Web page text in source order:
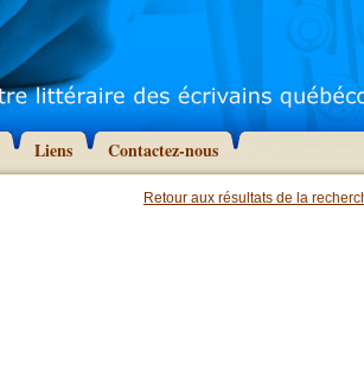
Liens Contactez-nous
Retour aux résultats de la